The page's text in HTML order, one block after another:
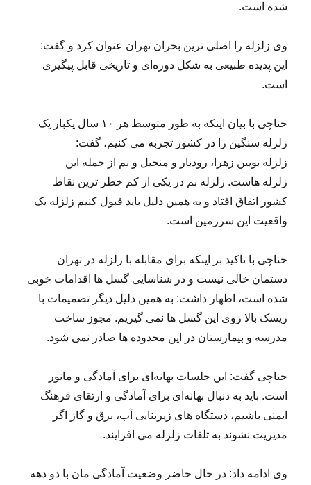
شده است.
وی زلزله را اصلی ترین بحران تهران عنوان کرد و گفت:
این پدیده طبیعی به شکل دوره‌ای و تاریخی قابل پیگیری
است.
حناچی با بیان اینکه به طور متوسط هر ۱۰ سال یکبار یک
زلزله سنگین را در کشور تجربه می کنیم، گفت:
زلزله بویین زهرا، رودبار و منجیل و بم از جمله این
زلزله هاست. زلزله بم در یکی از کم خطر ترین نقاط
کشور اتفاق افتاد و به همین دلیل باید قبول کنیم زلزله یک
واقعیت این سرزمین است.
حناچی با تاکید بر اینکه برای مقابله با زلزله در تهران
دستمان خالی نیست و در شناسایی گسل ها اقدامات خوبی
شده است، اظهار داشت: به همین دلیل دیگر تصمیمات با
ریسک بالا روی این گسل ها نمی گیریم. مجوز ساخت
مدرسه و بیمارستان در این محدوده ها صادر نمی شود.
حناچی گفت: این جلسات بهانه‌ای برای آمادگی و مانور
است. باید به دنبال بهانه‌ای برای آمادگی و ارتقای فرهنگ
ایمنی باشیم، دستگاه های زیربنایی آب، برق و گاز اگر
مدیریت نشوند به تلفات زلزله می افزایند.
وی ادامه داد: در حال حاضر وضعیت آمادگی مان با دو دهه